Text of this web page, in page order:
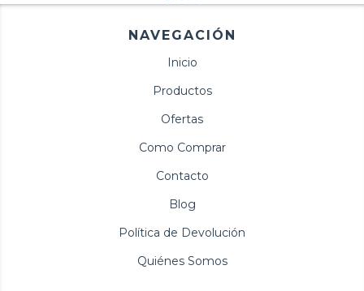
NAVEGACIÓN
Inicio
Productos
Ofertas
Como Comprar
Contacto
Blog
Política de Devolución
Quiénes Somos